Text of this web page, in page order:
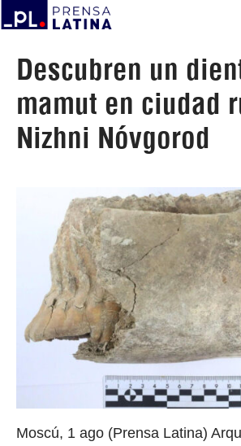
Descubren un
mamut en ciudad
Nizhni Nóvgorod
Moscú, 1 ago (Prensa Latina)